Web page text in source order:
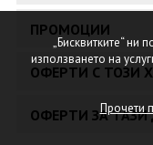
ПРОМОЦИИ
ОФЕРТИ С ТОЗИ
ОФЕРТИ ЗА
„Бисквитките“ ни
използването на
Прочети